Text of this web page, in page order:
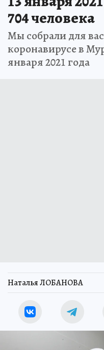
704 человека
Мы собрали для
коронавирусе в
января 2021 года
Наталья ЛОБАНОВА